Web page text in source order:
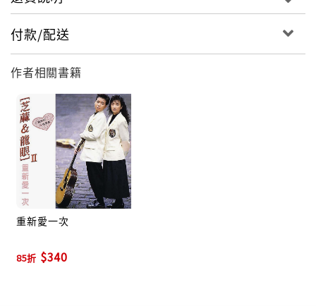
付款/配送
作者相關書籍
重新愛一次
85折 $340